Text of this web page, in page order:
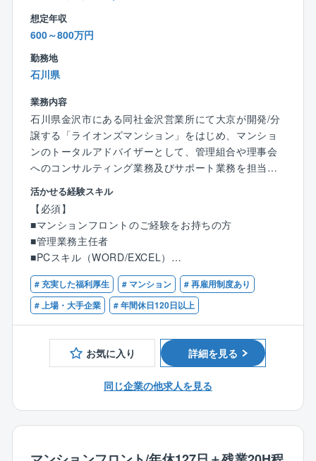
とともに、旧家などの既存住宅にも活用できることか
ら、リフォーム分野への測量サービスを実現していま
す。
同社は約65%が中途社員であり、新卒中途問わず働き
やすい組織風土が整っております。
【就業環境】
■年間休日121日
■リフレッシュ休暇／ノー残業デー有（月1回必ず指定
休日を取得する制度あり）
■社用車貸与あり／車通勤可
■フレックス制度あり
■転勤有無のコース選択可（入社後変更も可能）
勤務）を活用可能
※入社直後は業務を覚えていただくために原則出社
■木造注文住宅で国内トップクラスの実績を持つ大手ハ
ウスメーカーグループの一員として、木造住宅の設
計、生産支援を行う総合コンサルティング会社です。
心、安全」を提供しています。
想定年収
600～800万円
勤務地
石川県
業務内容
石川県金沢市にある同社金沢営業所にて大京が開発/分
譲する「ライオンズマンション」をはじめ、マンショ
ンのトータルアドバイザーとして、管理組合や理事会
へのコンサルティング業務及びサポート業務を担当し
て頂きます。
マンション居住者の方々が快適且つ安全に生活を送れ
るようサポートして頂きます。
※フロント職のご経験がある方のごエントリーをお待ち
しております。
【具体的には】
■居住者の方々で構成される管理組合の運営をサポート
⇒課題解決のためのアドバイスやマンション運営ルー
ルの見直し、計画的な資金計画の提案など。
■修繕工事や防犯対策等の提案
⇒必要な修繕工事の提案、工事スケジュール管理を行
■担当マンションの定期巡回
⇒居住者様や管理員との面談や建物の状況確認をし
活かせる経験スキル
【必須】
■マンションフロントのご経験をお持ちの方
■管理業務主任者
■PCスキル（WORD/EXCEL）
【歓迎】
■マンション管理士
■宅地建物取引士
■マネジメントのご経験
# 充実した福利厚生 # マンション
# 再雇用制度あり
# 上場・大手企業
# 年間休日120日以上
お気に入り 詳細を見る
同じ企業の他求人を見る